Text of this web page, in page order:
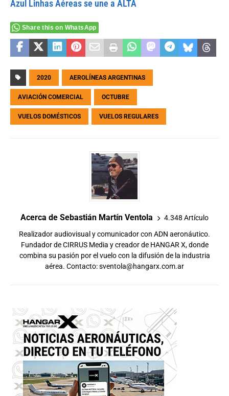
Azul Linhas Aéreas se une a ALTA
Share this on WhatsApp
2020 AEROLÍNEAS ARGENTINAS
AVIACIÓN COMERCIAL OCTUBRE
VUELOS DOMÉSTICOS VUELOS REGULARES
Acerca de Sebastián Martín Ventola 4.348 Artículo
Realizador audiovisual y comunicador con ADN aeronáutico.
Fundador de CIRRUS Media y creador de HANGAR X, donde
combina su pasión por el vuelo con la difusión de la industria
aérea. Contacto:sventola@hangarx.com.ar